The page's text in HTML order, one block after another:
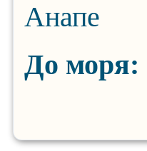
Анапе
До моря: